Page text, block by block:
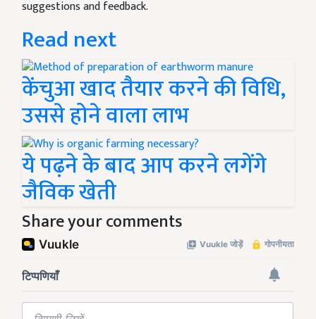
suggestions and feedback.
Read next
केंचुआ खाद तैयार करने की विधि,
उससे होने वाला लाभ
ये पढ़ने के बाद आप करने लगेंगे
जैविक खेती
Share your comments